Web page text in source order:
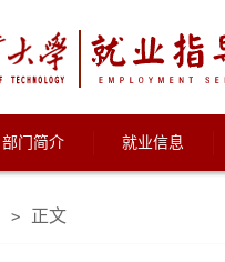
部门简介 就业信息
> 正文